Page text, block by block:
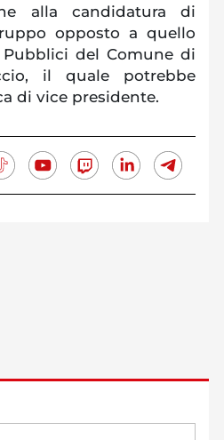
alla candidatura di
opposto a quello
Pubblici del Comune di
il quale potrebbe
di vice presidente.